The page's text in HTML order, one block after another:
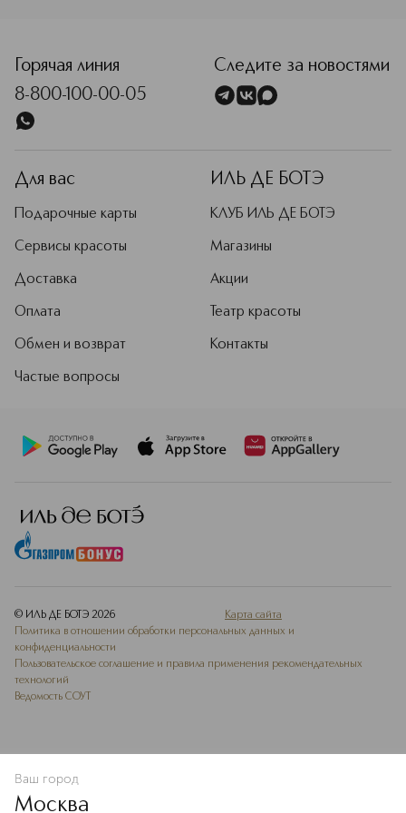
Горячая линия
8-800-100-00-05
Следите за новостями
Для вас
Подарочные карты
Сервисы красоты
Доставка
Оплата
Обмен и возврат
Частые вопросы
ИЛЬ ДЕ БОТЭ
КЛУБ ИЛЬ ДЕ БОТЭ
Магазины
Акции
Театр красоты
Контакты
© ИЛЬ ДЕ БОТЭ 2026
Карта сайта
Политика в отношении обработки персональных данных и
конфиденциальности
Пользовательское соглашение и правила применения рекомендательных
технологий
Ведомость СОУТ
Ваш город
Москва